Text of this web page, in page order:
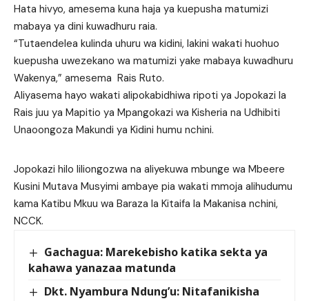
Hata hivyo, amesema kuna haja ya kuepusha matumizi
mabaya ya dini kuwadhuru raia.
“Tutaendelea kulinda uhuru wa kidini, lakini wakati huohuo
kuepusha uwezekano wa matumizi yake mabaya kuwadhuru
Wakenya,” amesema Rais Ruto.
Aliyasema hayo wakati alipokabidhiwa ripoti ya Jopokazi la
Rais juu ya Mapitio ya Mpangokazi wa Kisheria na Udhibiti
Unaoongoza Makundi ya Kidini humu nchini.
Jopokazi hilo liliongozwa na aliyekuwa mbunge wa Mbeere
Kusini Mutava Musyimi ambaye pia wakati mmoja alihudumu
kama Katibu Mkuu wa Baraza la Kitaifa la Makanisa nchini,
NCCK.
Gachagua: Marekebisho katika sekta ya
kahawa yanazaa matunda
Dkt. Nyambura Ndung’u: Nitafanikisha